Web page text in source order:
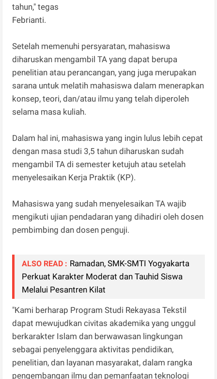
tahun," tegas
Febrianti.
Setelah memenuhi persyaratan, mahasiswa
diharuskan mengambil TA yang dapat berupa
penelitian atau perancangan, yang juga merupakan
sarana untuk melatih mahasiswa dalam menerapkan
konsep, teori, dan/atau ilmu yang telah diperoleh
selama masa kuliah.
Dalam hal ini, mahasiswa yang ingin lulus lebih cepat
dengan masa studi 3,5 tahun diharuskan sudah
mengambil TA di semester ketujuh atau setelah
menyelesaikan Kerja Praktik (KP).
Mahasiswa yang sudah menyelesaikan TA wajib
mengikuti ujian pendadaran yang dihadiri oleh dosen
pembimbing dan dosen penguji.
ALSO READ : Ramadan, SMK-SMTI Yogyakarta
Perkuat Karakter Moderat dan Tauhid Siswa
Melalui Pesantren Kilat
"Kami berharap Program Studi Rekayasa Tekstil
dapat mewujudkan civitas akademika yang unggul
berkarakter Islam dan berwawasan lingkungan
sebagai penyelenggara aktivitas pendidikan,
penelitian, dan layanan masyarakat, dalam rangka
pengembangan ilmu dan pemanfaatan teknologi